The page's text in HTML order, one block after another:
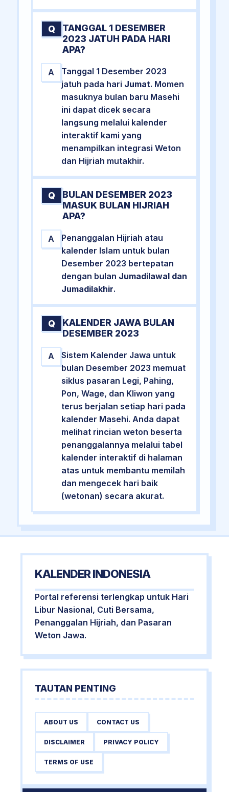
Q
TANGGAL 1 DESEMBER
2023 JATUH PADA HARI
APA?
A
Tanggal 1 Desember 2023
jatuh pada hari Jumat. Momen
masuknya bulan baru Masehi
ini dapat dicek secara
langsung melalui kalender
interaktif kami yang
menampilkan integrasi Weton
dan Hijriah mutakhir.
Q
BULAN DESEMBER 2023
MASUK BULAN HIJRIAH
APA?
A
Penanggalan Hijriah atau
kalender Islam untuk bulan
Desember 2023 bertepatan
dengan bulan Jumadilawal dan
Jumadilakhir.
Q
KALENDER JAWA BULAN
DESEMBER 2023
A
Sistem Kalender Jawa untuk
bulan Desember 2023 memuat
siklus pasaran Legi, Pahing,
Pon, Wage, dan Kliwon yang
terus berjalan setiap hari pada
kalender Masehi. Anda dapat
melihat rincian weton beserta
penanggalannya melalui tabel
kalender interaktif di halaman
atas untuk membantu memilah
dan mengecek hari baik
(wetonan) secara akurat.
KALENDER INDONESIA
Portal referensi terlengkap untuk Hari
Libur Nasional, Cuti Bersama,
Penanggalan Hijriah, dan Pasaran
Weton Jawa.
TAUTAN PENTING
ABOUT US CONTACT US
DISCLAIMER PRIVACY POLICY
TERMS OF USE